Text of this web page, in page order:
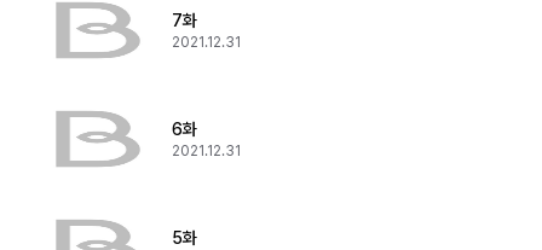
7화
2021.12.31
6화
2021.12.31
5화